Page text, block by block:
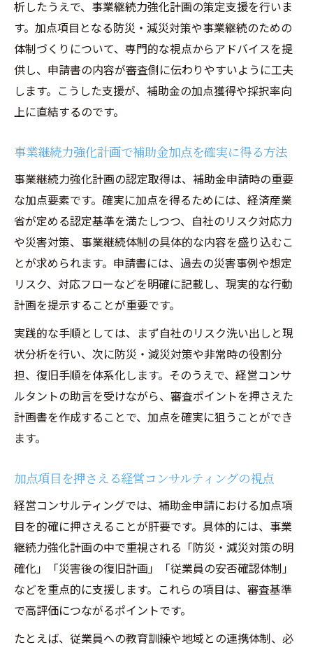
析したうえで、事業継続力強化計画の策定支援を行いま
す。加点項目となる防災・減災対策や事業継続のための
体制づくりについて、専門的な視点からアドバイスを提
供し、申請書の内容が審査側に伝わりやすいように工夫
します。こうした支援が、補助金の加点獲得や採択率向
上に直結するのです。
事業継続力強化計画で補助金加点を確実に得る方法
事業継続力強化計画の認定取得は、補助金申請時の重要
な加点要素です。確実に加点を得るためには、経済産業
省が定める認定基準を満たしつつ、自社のリスク対応力
や災害対策、事業継続体制の具体的な内容を盛り込むこ
とが求められます。申請書には、過去の災害事例や想定
リスク、対応フローなどを明確に記載し、現実的な行動
計画を提示することが重要です。
実践的な手順としては、まず自社のリスク洗い出しと現
状分析を行い、次に防災・減災対策や非常時の役割分
担、復旧手順を体系化します。そのうえで、経営コンサ
ルタントの助言を受けながら、審査ポイントを押さえた
計画書を作成することで、加点を確実に狙うことができ
ます。
加点項目を押さえる経営コンサルティングの視点
経営コンサルティングでは、補助金申請における加点項
目を的確に押さえることが肝要です。具体的には、事業
継続力強化計画の中で重視される「防災・減災対策の明
確化」「災害後の復旧計画」「従業員の安否確認体制」
などを重点的に支援します。これらの項目は、審査基準
で高評価につながるポイントです。
たとえば、従業員への教育訓練や地域との連携体制、必